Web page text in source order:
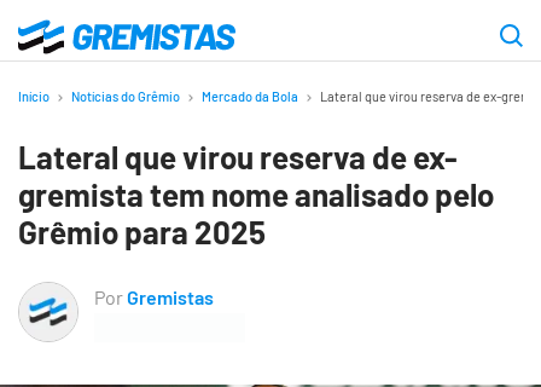
para
principal
Gremistas
Início Notícias do Grêmio Mercado da Bola Lateral que virou reserva de ex-
Lateral que virou reserva de ex-
gremista tem nome analisado pelo
Grêmio para 2025
PorGremistas